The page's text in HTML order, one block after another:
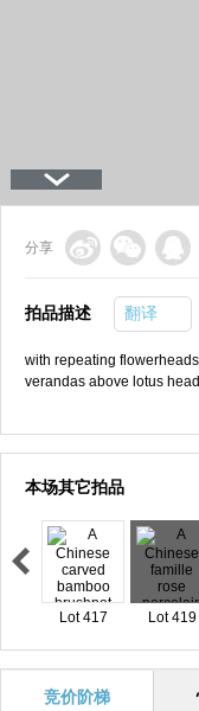
分享
拍品描述 翻译
with repeating
verandas above lotus
本场其它拍品
Lot 417 Lot 419
竞价阶梯